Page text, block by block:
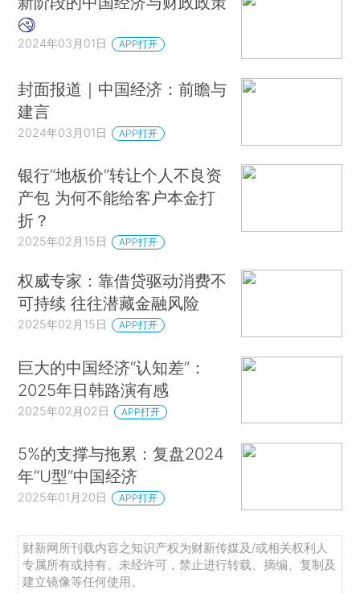
2024年03月01日 APP打开
封面报道｜中国经济：前瞻与
建言
2024年03月01日 APP打开
银行“地板价”转让个人不良资
产包 为何不能给客户本金打
折？
2025年02月15日 APP打开
权威专家：靠借贷驱动消费不
可持续 往往潜藏金融风险
2025年02月15日 APP打开
巨大的中国经济“认知差”：
2025年日韩路演有感
2025年02月02日 APP打开
5%的支撑与拖累：复盘2024
年“U型”中国经济
2025年01月20日 APP打开
财新网所刊载内容之知识产权为财新传媒及/或相关权利人
专属所有或持有。未经许可，禁止进行转载、摘编、复制及
建立镜像等任何使用。